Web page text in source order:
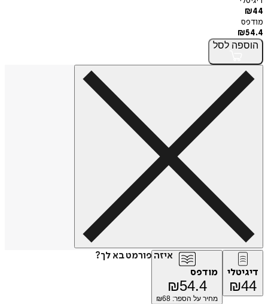
₪44
מודפס
₪54.4
הוספה לסל
איזה פורמט בא לך?
דיגיטלי
₪44
מודפס
₪54.4
מחיר על הספר: ₪ 68